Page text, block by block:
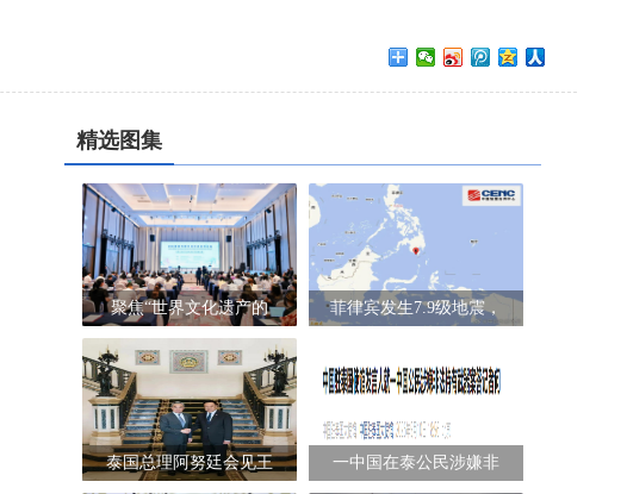
精选图集
聚焦“世界文化遗产的 菲律宾发生7.9级地震，
泰国总理阿努廷会见王 一中国在泰公民涉嫌非